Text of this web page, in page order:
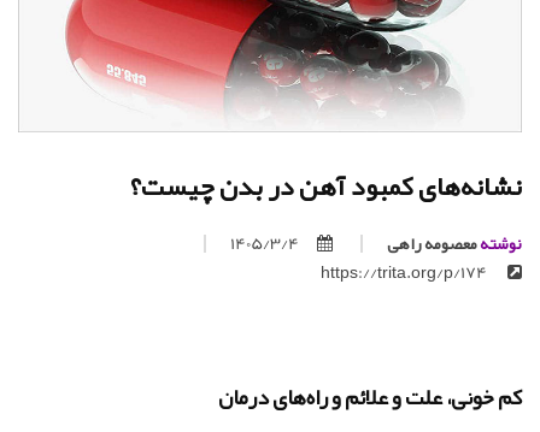
نشانه‌های کمبود آهن در بدن چیست؟
نوشتهمعصومه راهی
1405/3/4
کم خونی، علت و علائم و راه‌های درمان